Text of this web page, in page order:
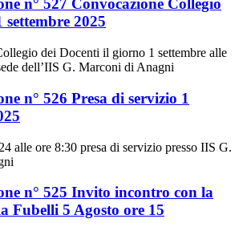
n° 527 Convocazione Collegio
settembre 2025
dei Docenti il giorno 1 settembre alle
dell’IIS G. Marconi di Anagni
n° 526 Presa di servizio 1
alle ore 8:30 presa di servizio presso IIS G.
n° 525 Invito incontro con la
Fubelli 5 Agosto ore 15